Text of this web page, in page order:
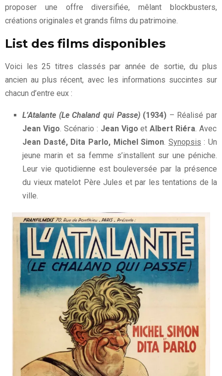
proposer une offre diversifiée, mêlant blockbusters,
créations originales et grands films du patrimoine.
List des films disponibles
Voici les 25 titres classés par année de sortie, du plus
ancien au plus récent, avec les informations succintes sur
chacun d’entre eux :
L’Atalante (Le Chaland qui Passe)(1934) – Réalisé par
Jean Vigo . Scénario : Jean Vigo etAlbert Riéra . Avec
Jean Dasté, Dita Parlo, Michel Simon Synopsis : Un
jeune marin et sa femme s’installent sur une péniche.
Leur vie quotidienne est bouleversée par la présence
du vieux matelot Père Jules et par les tentations de la
ville.